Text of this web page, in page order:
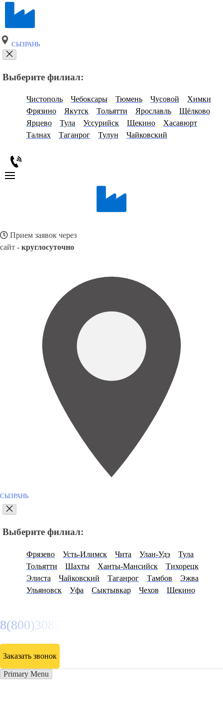
СЫЗРАНЬ
Выберите филиал:
Чистополь Чебоксары Тюмень Чусовой
Химки
Фрязино
Якутск Тольятти Ярославль
Щёлково
Ярцево
Тула Уссурийск Щекино
Хасавюрт
Талнах
Таганрог Тулун Чайковский
Прием заявок через
сайт - круглосуточно
СЫЗРАНЬ
Выберите филиал:
Фрязево Усть-Илимск Чита Улан-Удэ
Тула
Тольятти
Шахты Ханты-Мансийск
Тихорецк
Элиста
Чайковский Таганрог Тамбов
Эжва
Ульяновск
Уфа Сыктывкар Чехов Щекино
8(800)3085303
Заказать звонок
Primary Menu